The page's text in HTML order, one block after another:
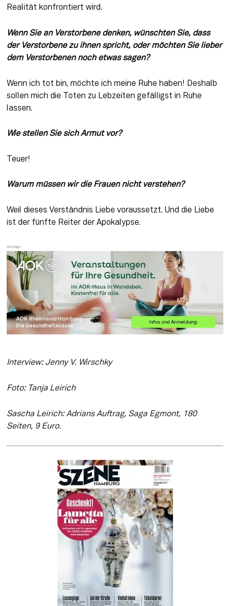
Realität konfrontiert wird.
Wenn Sie an Verstorbene denken, wünschten Sie, dass
der Verstorbene zu ihnen spricht, oder möchten Sie lieber
dem Verstorbenen noch etwas sagen?
Wenn ich tot bin, möchte ich meine Ruhe haben! Deshalb
sollen mich die Toten zu Lebzeiten gefälligst in Ruhe
lassen.
Wie stellen Sie sich Armut vor?
Teuer!
Warum müssen wir die Frauen nicht verstehen?
Weil dieses Verständnis Liebe voraussetzt. Und die Liebe
ist der fünfte Reiter der Apokalypse.
Interview: Jenny V. Wirschky
Foto: Tanja Leirich
Sascha Leirich: Adrians Auftrag, Saga Egmont, 180
Seiten, 9 Euro.